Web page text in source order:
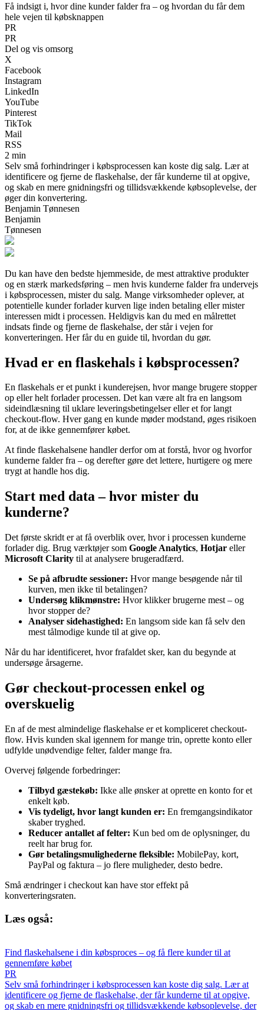
Få indsigt i, hvor dine kunder falder fra – og hvordan du får dem
hele vejen til købsknappen
PR
PR
Del og vis omsorg
X
Facebook
Instagram
LinkedIn
YouTube
Pinterest
TikTok
Mail
RSS
2 min
Selv små forhindringer i købsprocessen kan koste dig salg. Lær at
identificere og fjerne de flaskehalse, der får kunderne til at opgive,
og skab en mere gnidningsfri og tillidsvækkende købsoplevelse, der
øger din konvertering.
Benjamin Tønnesen
Benjamin
Tønnesen
Du kan have den bedste hjemmeside, de mest attraktive produkter
og en stærk markedsføring – men hvis kunderne falder fra undervejs
i købsprocessen, mister du salg. Mange virksomheder oplever, at
potentielle kunder forlader kurven lige inden betaling eller mister
interessen midt i processen. Heldigvis kan du med en målrettet
indsats finde og fjerne de flaskehalse, der står i vejen for
konverteringen. Her får du en guide til, hvordan du gør.
Hvad er en flaskehals i købsprocessen?
En flaskehals er et punkt i kunderejsen, hvor mange brugere stopper
op eller helt forlader processen. Det kan være alt fra en langsom
sideindlæsning til uklare leveringsbetingelser eller et for langt
checkout-flow. Hver gang en kunde møder modstand, øges risikoen
for, at de ikke gennemfører købet.
At finde flaskehalsene handler derfor om at forstå, hvor og hvorfor
kunderne falder fra – og derefter gøre det lettere, hurtigere og mere
trygt at handle hos dig.
Start med data – hvor mister du
kunderne?
Det første skridt er at få overblik over, hvor i processen kunderne
forlader dig. Brug værktøjer som Google Analytics, Hotjar eller
Microsoft Clarity til at analysere brugeradfærd.
Se på afbrudte sessioner: Hvor mange besøgende når til
kurven, men ikke til betalingen?
Undersøg klikmønstre: Hvor klikker brugerne mest – og
hvor stopper de?
Analyser sidehastighed: En langsom side kan få selv den
mest tålmodige kunde til at give op.
Når du har identificeret, hvor frafaldet sker, kan du begynde at
undersøge årsagerne.
Gør checkout-processen enkel og
overskuelig
En af de mest almindelige flaskehalse er et kompliceret checkout-
flow. Hvis kunden skal igennem for mange trin, oprette konto eller
udfylde unødvendige felter, falder mange fra.
Overvej følgende forbedringer:
Tilbyd gæstekøb: Ikke alle ønsker at oprette en konto for et
enkelt køb.
Vis tydeligt, hvor langt kunden er: En fremgangsindikator
skaber tryghed.
Reducer antallet af felter: Kun bed om de oplysninger, du
reelt har brug for.
Gør betalingsmulighederne fleksible: MobilePay, kort,
PayPal og faktura – jo flere muligheder, desto bedre.
Små ændringer i checkout kan have stor effekt på
konverteringsraten.
Læs også:
Find flaskehalsene i din købsproces – og få flere kunder til at
gennemføre købet
PR
Selv små forhindringer i købsprocessen kan koste dig salg. Lær at
identificere og fjerne de flaskehalse, der får kunderne til at opgive,
og skab en mere gnidningsfri og tillidsvækkende købsoplevelse, der